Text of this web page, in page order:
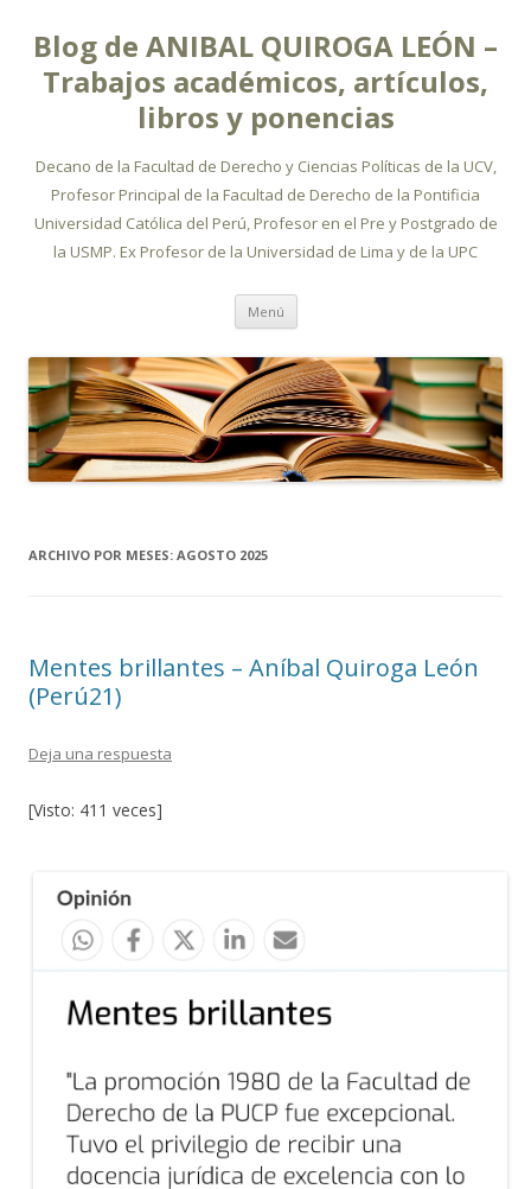
Blog de ANIBAL QUIROGA LEÓN –
Trabajos académicos, artículos,
libros y ponencias
Decano de la Facultad de Derecho y Ciencias Políticas de la UCV,
Profesor Principal de la Facultad de Derecho de la Pontificia
Universidad Católica del Perú, Profesor en el Pre y Postgrado de
la USMP. Ex Profesor de la Universidad de Lima y de la UPC
Menú Ir
contenido
ARCHIVO POR MESES: AGOSTO 2025
Mentes brillantes – Aníbal Quiroga León
(Perú21)
Deja una respuesta
[Visto: 411 veces]